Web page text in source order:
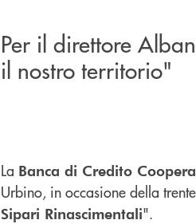
Per il direttore
il nostro territorio"
La Banca di Credito
Urbino, in occasione della
Sipari Rinascimentali".